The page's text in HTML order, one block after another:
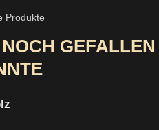
Produkte
GEFALLEN